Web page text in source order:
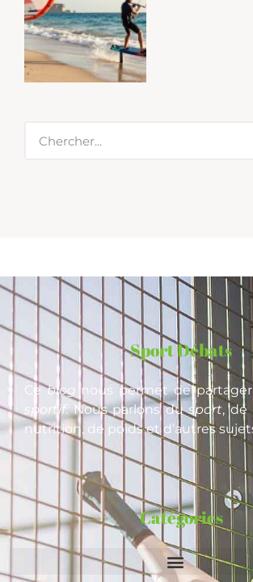
Sport Débats
Ceblog nous permet de
sportif. Nous parlons dusport, de
nutrition, de poids et d’autres
Catégories